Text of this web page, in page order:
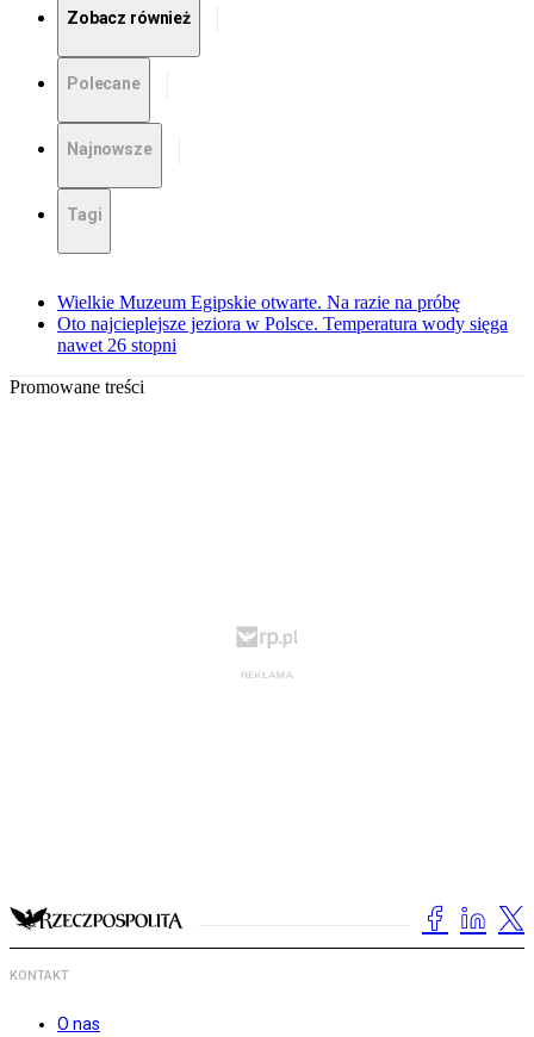
Zobacz również
Polecane
Najnowsze
Tagi
Wielkie Muzeum Egipskie otwarte. Na razie na próbę
Oto najcieplejsze jeziora w Polsce. Temperatura wody sięga
nawet 26 stopni
Promowane treści
KONTAKT
O nas